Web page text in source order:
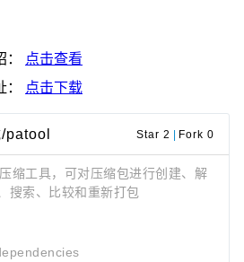
：
点击查看
： 点击下载
patool Star 2 Fork 0
缩工具，可对压缩包进行创建、解
搜索、比较和重新打包